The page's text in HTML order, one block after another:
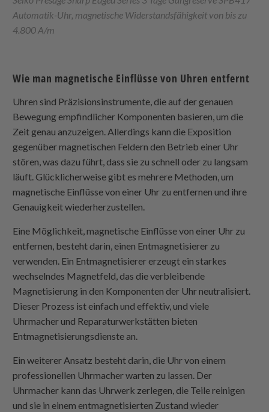
Automatik-Uhr, magnetische Widerstandsfähigkeit von bis zu
4.800 A/m
Wie man magnetische Einflüsse von Uhren entfernt
Uhren sind Präzisionsinstrumente, die auf der genauen
Bewegung empfindlicher Komponenten basieren, um die
Zeit genau anzuzeigen. Allerdings kann die Exposition
gegenüber magnetischen Feldern den Betrieb einer Uhr
stören, was dazu führt, dass sie zu schnell oder zu langsam
läuft. Glücklicherweise gibt es mehrere Methoden, um
magnetische Einflüsse von einer Uhr zu entfernen und ihre
Genauigkeit wiederherzustellen.
Eine Möglichkeit, magnetische Einflüsse von einer Uhr zu
entfernen, besteht darin, einen Entmagnetisierer zu
verwenden. Ein Entmagnetisierer erzeugt ein starkes
wechselndes Magnetfeld, das die verbleibende
Magnetisierung in den Komponenten der Uhr neutralisiert.
Dieser Prozess ist einfach und effektiv, und viele
Uhrmacher und Reparaturwerkstätten bieten
Entmagnetisierungsdienste an.
Ein weiterer Ansatz besteht darin, die Uhr von einem
professionellen Uhrmacher warten zu lassen. Der
Uhrmacher kann das Uhrwerk zerlegen, die Teile reinigen
und sie in einem entmagnetisierten Zustand wieder